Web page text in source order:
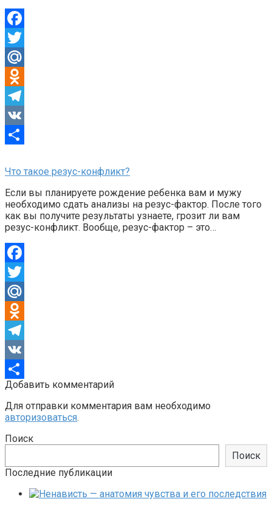
Facebook
Twitter
Mail.Ru
Odnoklassniki
Telegram
VK
Что такое резус-конфликт?
Если вы планируете рождение ребенка вам и мужу
необходимо сдать анализы на резус-фактор. После того
как вы получите результаты узнаете, грозит ли вам
резус-конфликт. Вообще, резус-фактор – это…
Facebook
Twitter
Mail.Ru
Odnoklassniki
Telegram
VK
Отправить
Добавить комментарий
Для отправки комментария вам необходимо
авторизоваться.
Поиск
Поиск
Последние публикации